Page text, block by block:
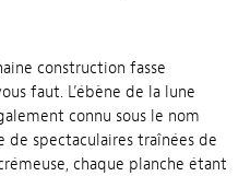
construction fasse
faut. L’ébène de la lune
connu sous le nom
de spectaculaires traînées de
chaque planche étant